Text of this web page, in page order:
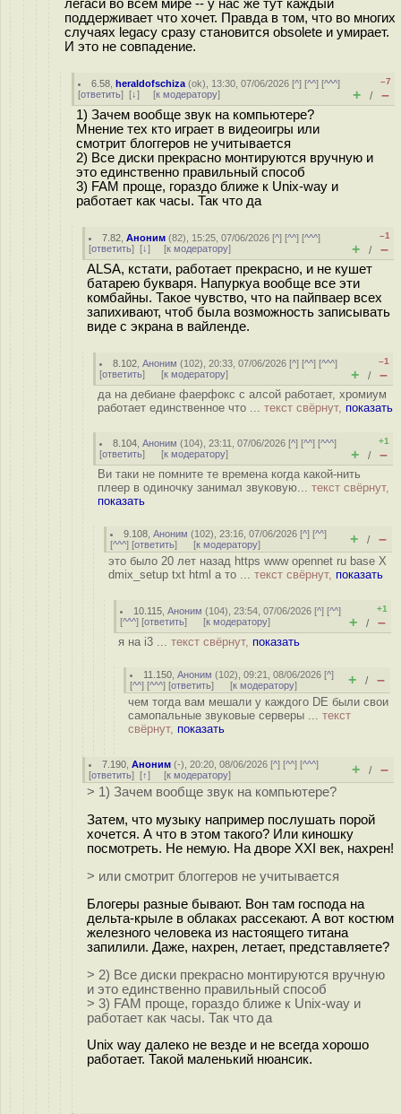
легаси во всём мире -- у нас же тут каждый
поддерживает что хочет. Правда в том, что во многих
случаях legacy сразу становится obsolete и умирает.
И это не совпадение.
6.58 ,heraldofschiza (ok), 13:30, 07/06/2026 [^] [^^] [^^^]
[ответить] [↓] [к модератору]
–7
+ / –
1) Зачем вообще звук на компьютере?
Мнение тех кто играет в видеоигры или
смотрит блоггеров не учитывается
2) Все диски прекрасно монтируются вручную и
это единственно правильный способ
3) FAM проще, гораздо ближе к Unix-way и
работает как часы. Так что да
7.82 ,Аноним (82), 15:25, 07/06/2026 [^] [^^] [^^^]
[ответить] [↓] [к модератору]
–1
+ / –
ALSA, кстати, работает прекрасно, и не кушет
батарею букваря. Напуркуа вообще все эти
комбайны. Такое чувство, что на пайпваер всех
запихивают, чтоб была возможность записывать
виде с экрана в вайленде.
8.102 ,Аноним (102), 20:33, 07/06/2026 [^] [^^] [^^^]
[ответить] [к модератору]
–1
+ / –
да на дебиане фаерфокс с алсой работает, хромиум
работает единственное что ... текст свёрнут, показать
8.104 ,Аноним (104), 23:11, 07/06/2026 [^] [^^] [^^^]
[ответить] [к модератору]
+1
+ / –
Ви таки не помните те времена когда какой-нить
плеер в одиночку занимал звуковую... текст свёрнут,
показать
9.108 ,Аноним (102), 23:16, 07/06/2026 [^] [^^]
[^^^] [ответить] [к модератору] + / –
это было 20 лет назад https www opennet ru base X
dmix_setup txt html а то ... текст свёрнут, показать
10.115 ,Аноним (104), 23:54, 07/06/2026 [^] [^^]
[^^^] [ответить] [к модератору]
+1
+ / –
я на i3 ... текст свёрнут, показать
11.150 ,Аноним (102), 09:21, 08/06/2026 [^]
[^^] [^^^] [ответить] [к модератору] + / –
чем тогда вам мешали у каждого DE были свои
самопальные звуковые серверы ... текст
свёрнут, показать
7.190 ,Аноним (-), 20:20, 08/06/2026 [^] [^^] [^^^]
[ответить] [↑] [к модератору] + / –
> 1) Зачем вообще звук на компьютере?
Затем, что музыку например послушать порой
хочется. А что в этом такого? Или киношку
посмотреть. Не немую. На дворе XXI век, нахрен!
> или смотрит блоггеров не учитывается
Блогеры разные бывают. Вон там господа на
дельта-крыле в облаках рассекают. А вот костюм
железного человека из настоящего титана
запилили. Даже, нахрен, летает, представляете?
> 2) Все диски прекрасно монтируются вручную
и это единственно правильный способ
> 3) FAM проще, гораздо ближе к Unix-way и
работает как часы. Так что да
Unix way далеко не везде и не всегда хорошо
работает. Такой маленький нюансик.